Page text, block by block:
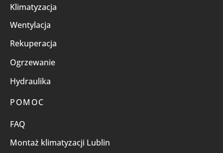
Klimatyzacja
Wentylacja
Rekuperacja
Ogrzewanie
Hydraulika
POMOC
FAQ
Montaż klimatyzacji Lublin